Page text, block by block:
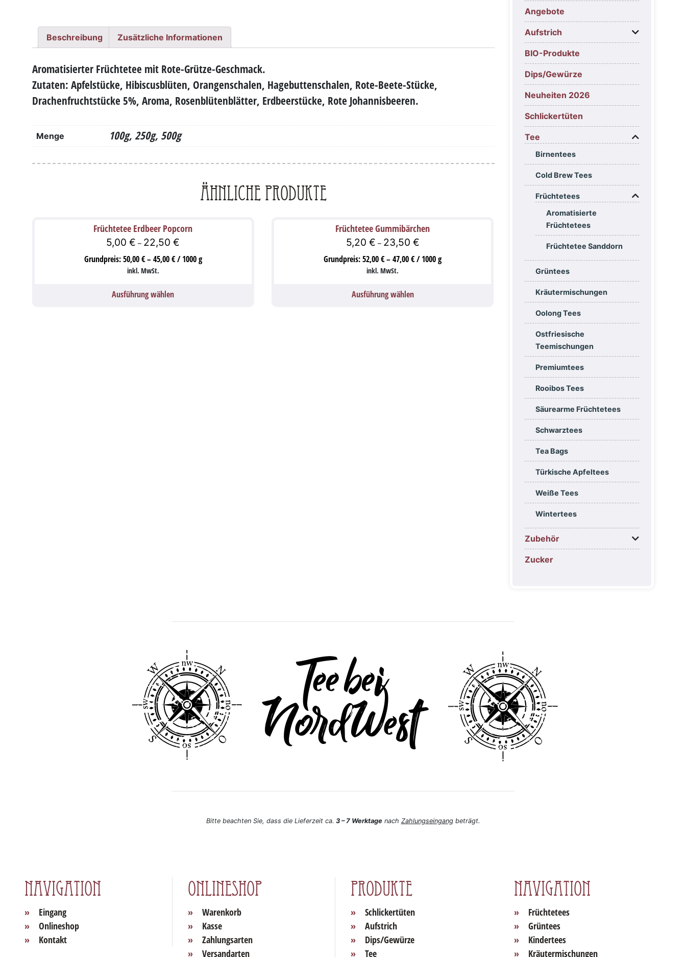
Beschreibung Zusätzliche Informationen
Aromatisierter Früchtetee mit Rote-Grütze-Geschmack.
Zutaten: Apfelstücke, Hibiscusblüten, Orangenschalen, Hagebuttenschalen, Rote-Beete-Stücke,
Drachenfruchtstücke 5%, Aroma, Rosenblütenblätter, Erdbeerstücke, Rote Johannisbeeren.
Menge 100g, 250g, 500g
Ähnliche Produkte
Früchtetee Erdbeer Popcorn
5,00€ – 22,50€
Grundpreis:50,00€– 45,00€/1000g
inkl. MwSt.
Ausführung wählen
Früchtetee Gummibärchen
5,20 € – 23,50 €
Grundpreis:52,00€–47,00€/1000g
inkl. MwSt.
Ausführung wählen
Angebote
Aufstrich
BIO-Produkte
Dips/Gewürze
Neuheiten 2026
Schlickertüten
Tee
Birnentees
Cold Brew Tees
Früchtetees
Aromatisierte
Früchtetees
Früchtetee Sanddorn
Grüntees
Kräutermischungen
Oolong Tees
Ostfriesische
Teemischungen
Premiumtees
Rooibos Tees
Säurearme Früchtetees
Schwarztees
Tea Bags
Türkische Apfeltees
Weiße Tees
Wintertees
Zubehör
Zucker
Bitte beachten Sie, dass die Lieferzeit ca. 3 – 7 Werktagenach Zahlungseingangbeträgt.
Navigation
Eingang
Onlineshop
Kontakt
Onlineshop
Warenkorb
Kasse
Zahlungsarten
Versandarten
Produkte
Schlickertüten
Aufstrich
Dips/Gewürze
Tee
Navigation
Früchtetees
Grüntees
Kindertees
Kräutermischungen